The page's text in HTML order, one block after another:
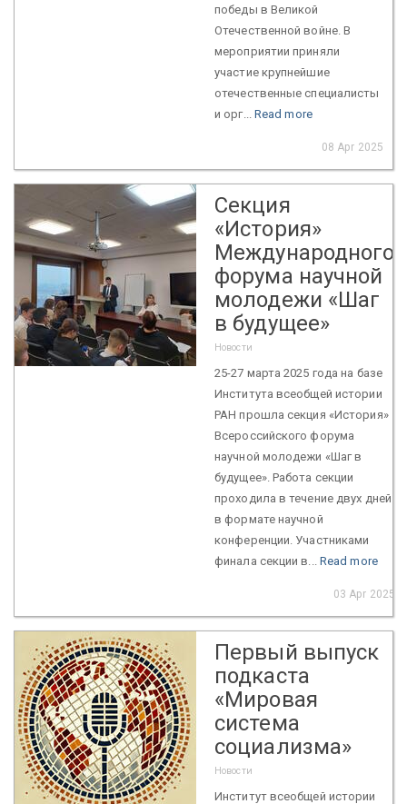
победы в Великой
Отечественной войне. В
мероприятии приняли
участие крупнейшие
отечественные специалисты
и орг... Read more
08 Apr 2025
Секция
«История»
Международного
форума научной
молодежи «Шаг
в будущее»
Новости
25-27 марта 2025 года на базе
Института всеобщей истории
РАН прошла секция «История»
Всероссийского форума
научной молодежи «Шаг в
будущее». Работа секции
проходила в течение двух дней
в формате научной
конференции. Участниками
финала секции в... Read more
03 Apr 2025
Первый выпуск
подкаста
«Мировая
система
социализма»
Новости
Институт всеобщей истории